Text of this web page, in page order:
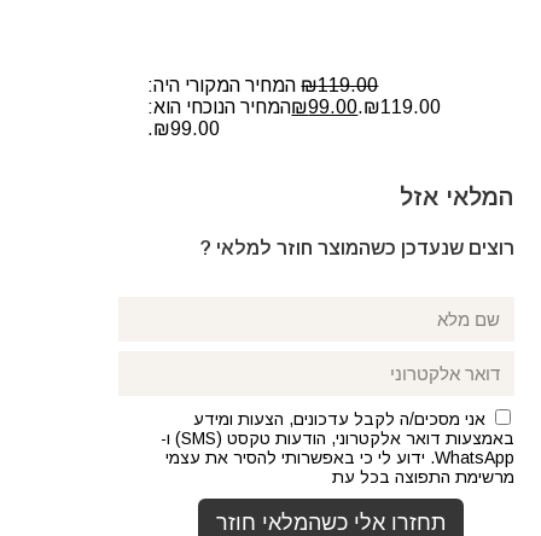
₪119.00
המחיר המקורי היה:
₪119.00.
₪99.00
המחיר הנוכחי הוא:
₪99.00.
המלאי אזל
רוצים שנעדכן כשהמוצר חוזר למלאי ?
אני מסכים/ה לקבל עדכונים, הצעות ומידע
באמצעות דואר אלקטרוני, הודעות טקסט (SMS) ו-
WhatsApp. ידוע לי כי באפשרותי להסיר את עצמי
מרשימת התפוצה בכל עת